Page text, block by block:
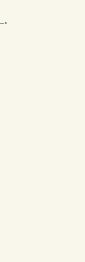
-->